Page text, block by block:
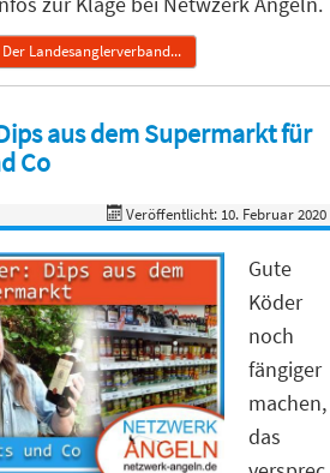
Landesanglerverband...
aus dem Supermarkt für
Co
Veröffentlicht: 10. Februar 2020
Gute
Köder
noch
fängiger
machen,
das